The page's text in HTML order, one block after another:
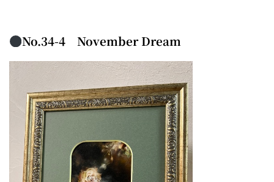
No.34-4 November Dream